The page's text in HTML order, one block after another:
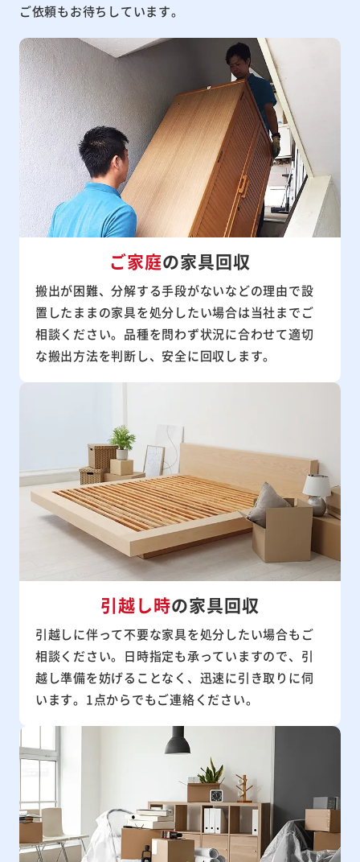
ご依頼もお待ちしています。
ご家庭の家具回収
搬出が困難、分解する手段がないなどの理由で設
置したままの家具を処分したい場合は当社までご
相談ください。品種を問わず状況に合わせて適切
な搬出方法を判断し、安全に回収します。
引越し時の家具回収
引越しに伴って不要な家具を処分したい場合もご
相談ください。日時指定も承っていますので、引
越し準備を妨げることなく、迅速に引き取りに伺
います。1点からでもご連絡ください。